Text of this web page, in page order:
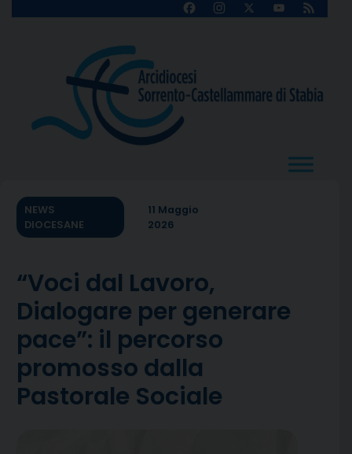
FacebookInstagram
X
YouTube
Feed
NEWS
DIOCESANE
11 Maggio
2026
“Voci dal Lavoro,
Dialogare per generare
pace”: il percorso
promosso dalla
Pastorale Sociale